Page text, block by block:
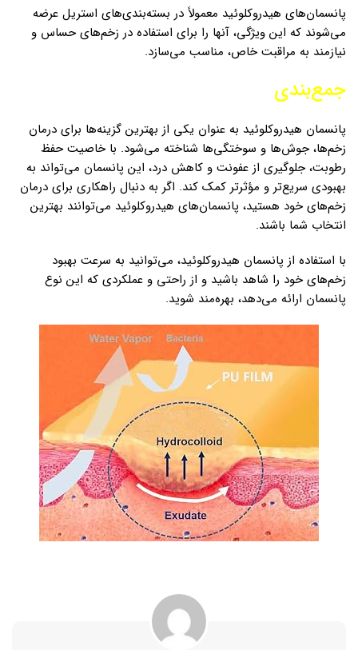
پانسمان‌های هیدروکلوئید معمولاً در بسته‌بندی‌های استریل عرضه
می‌شوند که این ویژگی، آنها را برای استفاده در زخم‌های حساس و
نیازمند به مراقبت خاص، مناسب می‌سازد.
جمع‌بندی
پانسمان هیدروکلوئید به عنوان یکی از بهترین گزینه‌ها برای درمان
زخم‌ها، جوش‌ها و سوختگی‌ها شناخته می‌شود. با خاصیت حفظ
رطوبت، جلوگیری از عفونت و کاهش درد، این پانسمان می‌تواند به
بهبودی سریع‌تر و مؤثرتر کمک کند. اگر به دنبال راهکاری برای درمان
زخم‌های خود هستید، پانسمان‌های هیدروکلوئید می‌توانند بهترین
انتخاب شما باشند.
با استفاده از پانسمان هیدروکلوئید، می‌توانید به سرعت بهبود
زخم‌های خود را شاهد باشید و از راحتی و عملکردی که این نوع
پانسمان ارائه می‌دهد، بهره‌مند شوید.